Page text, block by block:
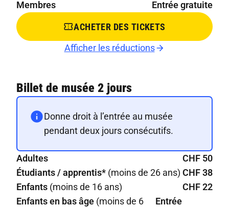
Membres Entrée gratuite
ACHETER DES TICKETS
Afficher les réductions
Billet de musée 2 jours
Donne droit à l’entrée au musée
pendant deux jours consécutifs.
Adultes
CHF 50
Étudiants / apprentis* (moins de 26 ans) CHF 38
Enfants (moins de 16 ans)
CHF 22
Enfants en bas âge (moins de 6
Entrée